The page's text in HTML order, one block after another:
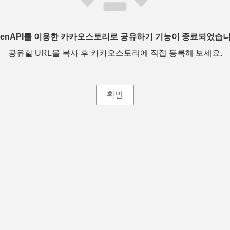
를 이용한 카카오스토리로 공유하기 기능이 종료되었습
공유할 URL을 복사 후 카카오스토리에 직접 등록해 보세요.
확인